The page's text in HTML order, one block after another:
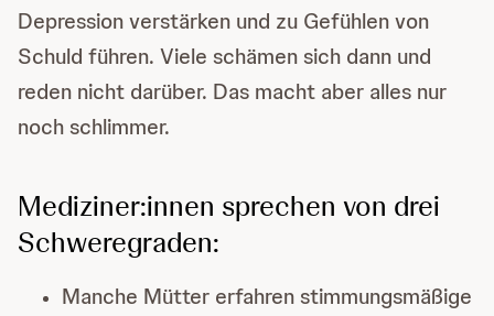
Depression verstärken und zu Gefühlen von
Schuld führen. Viele schämen sich dann und
reden nicht darüber. Das macht aber alles nur
noch schlimmer.
Mediziner:innen sprechen von drei
Schweregraden:
Manche Mütter erfahren stimmungsmäßige